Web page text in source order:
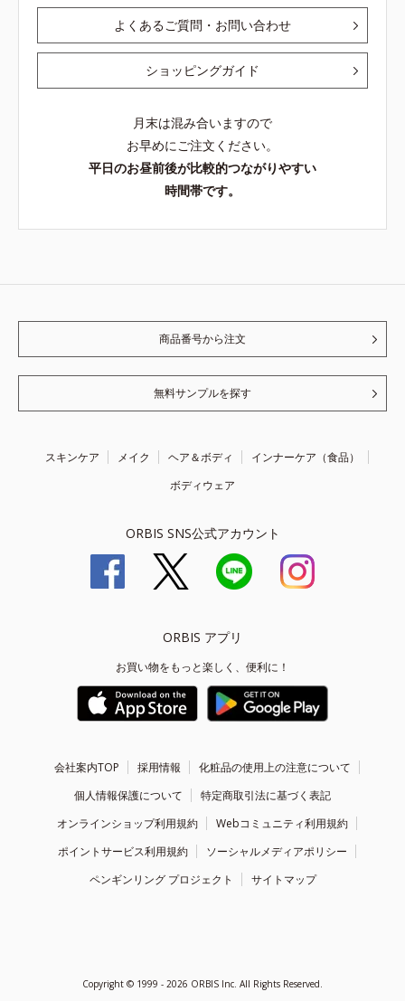
よくあるご質問・お問い合わせ
ショッピングガイド
月末は混み合いますので
お早めにご注文ください。
平日のお昼前後が比較的つながりやすい
時間帯です。
商品番号から注文
無料サンプルを探す
スキンケア メイク ヘア＆ボディ
インナーケア（食品）
ボディウェア
ORBIS SNS公式アカウント
ORBIS アプリ
お買い物をもっと楽しく、便利に！
会社案内TOP 採用情報
化粧品の使用上の注意について
個人情報保護について
特定商取引法に基づく表記
オンラインショップ利用規約
Webコミュニティ利用規約
ポイントサービス利用規約
ソーシャルメディアポリシー
ペンギンリング プロジェクト
サイトマップ
Copyright © 1999 - 2026 ORBIS Inc. All Rights Reserved.